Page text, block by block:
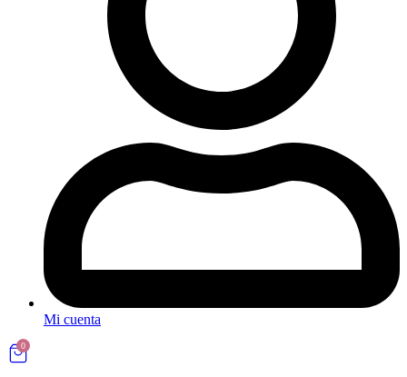
Mi cuenta
0